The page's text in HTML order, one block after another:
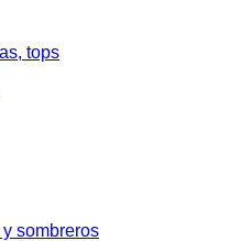
tops
sombreros